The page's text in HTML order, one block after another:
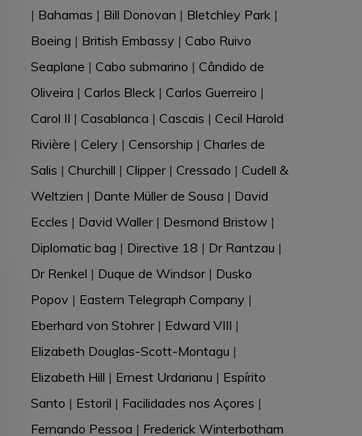
| Bahamas | Bill Donovan | Bletchley Park|
Boeing | British Embassy | Cabo Ruivo
Seaplane | Cabo submarino | Cândido de
Oliveira | Carlos Bleck| Carlos Guerreiro |
Carol II | Casablanca | Cascais | Cecil Harold
Rivière | Celery | Censorship | Charles de
Salis | Churchill | Clipper| Cressado | Cudell &
Weltzien | Dante Müller de Sousa | David
Eccles | David Waller| Desmond Bristow|
Diplomatic bag | Directive 18 | Dr Rantzau |
Dr Renkel | Duque de Windsor| Dusko
Popov | Eastern Telegraph Company |
Eberhard von Stohrer| Edward VIII |
Elizabeth Douglas-Scott-Montagu |
Elizabeth Hill | Ernest Urdarianu | Espírito
Santo | Estoril | Facilidades nos Açores |
Fernando Pessoa | Frederick Winterbotham